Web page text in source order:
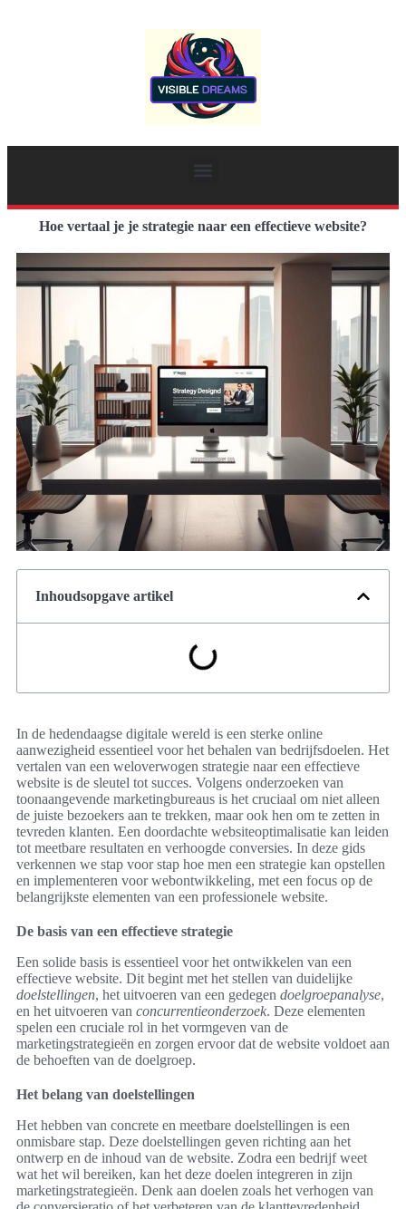
Hoe vertaal je je strategie naar een effectieve website?
Inhoudsopgave artikel
In de hedendaagse digitale wereld is een sterke online
aanwezigheid essentieel voor het behalen van bedrijfsdoelen. Het
vertalen van een weloverwogen strategie naar een effectieve
website is de sleutel tot succes. Volgens onderzoeken van
toonaangevende marketingbureaus is het cruciaal om niet alleen
de juiste bezoekers aan te trekken, maar ook hen om te zetten in
tevreden klanten. Een doordachte websiteoptimalisatie kan leiden
tot meetbare resultaten en verhoogde conversies. In deze gids
verkennen we stap voor stap hoe men een strategie kan opstellen
en implementeren voor webontwikkeling, met een focus op de
belangrijkste elementen van een professionele website.
De basis van een effectieve strategie
Een solide basis is essentieel voor het ontwikkelen van een
effectieve website. Dit begint met het stellen van duidelijke
doelstellingen, het uitvoeren van een gedegen doelgroepanalyse,
en het uitvoeren van concurrentieonderzoek. Deze elementen
spelen een cruciale rol in het vormgeven van de
marketingstrategieën en zorgen ervoor dat de website voldoet aan
de behoeften van de doelgroep.
Het belang van doelstellingen
Het hebben van concrete en meetbare doelstellingen is een
onmisbare stap. Deze doelstellingen geven richting aan het
ontwerp en de inhoud van de website. Zodra een bedrijf weet
wat het wil bereiken, kan het deze doelen integreren in zijn
marketingstrategieën. Denk aan doelen zoals het verhogen van